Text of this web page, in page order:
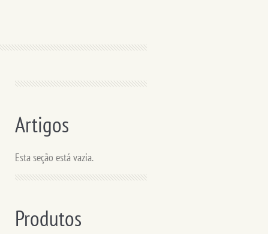
Artigos
Esta seção está vazia.
Produtos